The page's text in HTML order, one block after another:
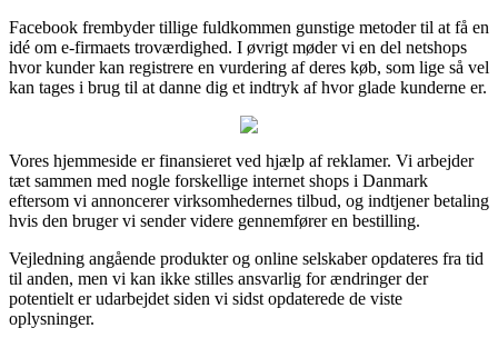
Facebook frembyder tillige fuldkommen gunstige metoder til at få en
idé om e-firmaets troværdighed. I øvrigt møder vi en del netshops
hvor kunder kan registrere en vurdering af deres køb, som lige så vel
kan tages i brug til at danne dig et indtryk af hvor glade kunderne er.
Vores hjemmeside er finansieret ved hjælp af reklamer. Vi arbejder
tæt sammen med nogle forskellige internet shops i Danmark
eftersom vi annoncerer virksomhedernes tilbud, og indtjener betaling
hvis den bruger vi sender videre gennemfører en bestilling.
Vejledning angående produkter og online selskaber opdateres fra tid
til anden, men vi kan ikke stilles ansvarlig for ændringer der
potentielt er udarbejdet siden vi sidst opdaterede de viste
oplysninger.